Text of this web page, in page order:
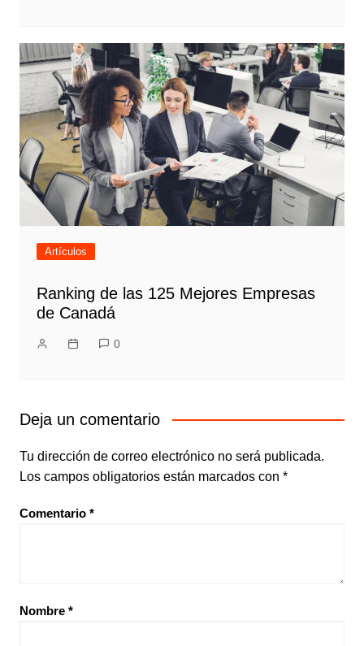
Artículos
Ranking de las 125 Mejores Empresas
de Canadá
0
Deja un comentario
Tu dirección de correo electrónico no será publicada.
Los campos obligatorios están marcados con *
Comentario *
Nombre *